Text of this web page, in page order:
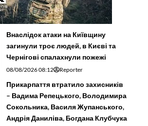
Внаслідок атаки на Київщину
загинули троє людей, в Києві та
Чернігові спалахнули пожежі
08/08/2026 08:12 Reporter
Прикарпаття втратило захисників
– Вадима Репецького, Володимира
Сокольника, Василя Жупанського,
Андрія Даниліва, Богдана Клубчука